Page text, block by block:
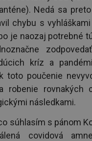
Nedá sa
chybu s
je naozaj potrebné
kríz a
toto poučenie
robenie rovnakých
následkami.
súhlasím s pánom
covidová